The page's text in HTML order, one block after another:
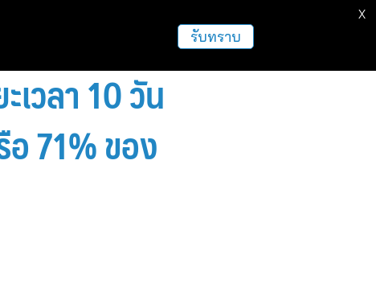
ฝากข่าวประชาสัมพันธ์
วลา 10 วัน
71% ของ
รับทราบ
X